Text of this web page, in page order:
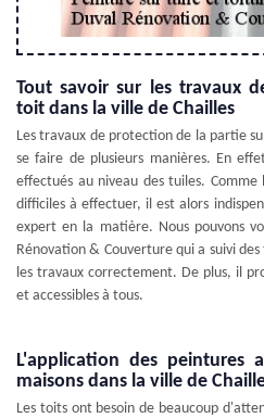
Tout savoir sur les travaux
toit dans la ville de Chailles
Les travaux de protection de la partie
se faire de plusieurs manières. En
effectués au niveau des tuiles.
difficiles à effectuer, il est alors
expert en la matière. Nous pouvons
Rénovation & Couverture qui a suivi
les travaux correctement. De plus, il
et accessibles à tous.
L'application des peintures
maisons dans la ville de
Les toits ont besoin de beaucoup